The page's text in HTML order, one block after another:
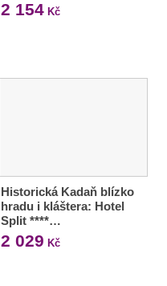
2 154Kč
Historická Kadaň blízko
hradu i kláštera: Hotel
Split ****…
2 029 Kč